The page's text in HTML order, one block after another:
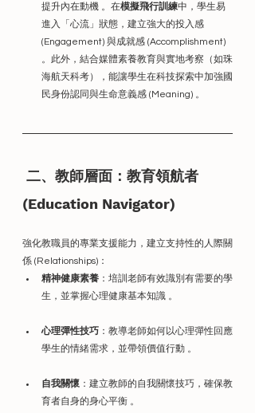
提升內在動機 。在模擬飛行訓練中，學生易
進入「心流」狀態，建立強大的投入感
(Engagement) 與成就感 (Accomplishment)
。此外，結合媒體素養教育與實地考察（如珠
海航天科考），能讓學生在科技探索中加強國
民身份認同與生命意義感 (Meaning) 。
二、教師層面：教育領航者
(Education Navigator)
強化教職員的專業支援能力，建立支持性的人際關
係 (Relationships)：
精神健康素養 ：培訓老師有效識別有需要的學
生，並掌握心理健康基本知識 。
心理彈性技巧 ：教導老師如何以心理彈性回應
學生的情緒需求，並帶領價值行動 。
自我關懷 ：建立教師的自我關懷技巧，確保教
育者自身的身心平衡 。